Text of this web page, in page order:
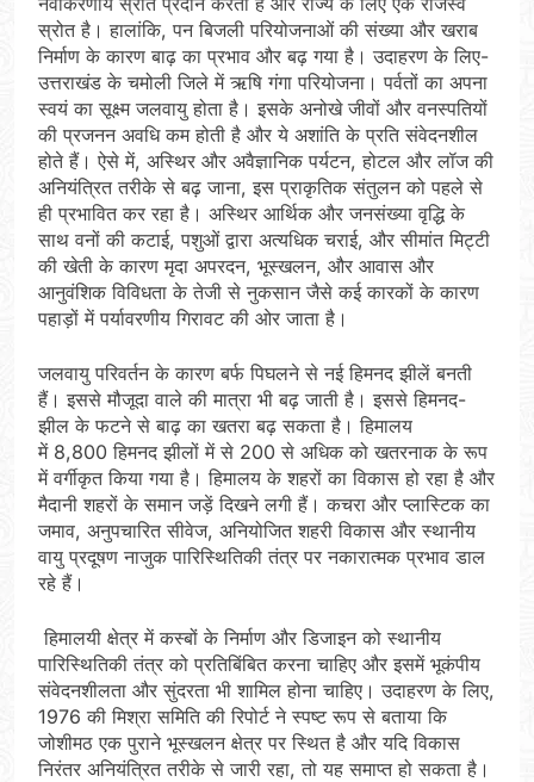
स्रोत है। हालांकि, पन बिजली परियोजनाओं की संख्या और खराब
निर्माण के कारण बाढ़ का प्रभाव और बढ़ गया है। उदाहरण के लिए-
उत्तराखंड के चमोली जिले में ऋषि गंगा परियोजना। पर्वतों का अपना
स्वयं का सूक्ष्म जलवायु होता है। इसके अनोखे जीवों और वनस्पतियों
की प्रजनन अवधि कम होती है और ये अशांति के प्रति संवेदनशील
होते हैं। ऐसे में, अस्थिर और अवैज्ञानिक पर्यटन, होटल और लॉज की
अनियंत्रित तरीके से बढ़ जाना, इस प्राकृतिक संतुलन को पहले से
ही प्रभावित कर रहा है। अस्थिर आर्थिक और जनसंख्या वृद्धि के
साथ वनों की कटाई, पशुओं द्वारा अत्यधिक चराई, और सीमांत मिट्टी
की खेती के कारण मृदा अपरदन, भूस्खलन, और आवास और
आनुवंशिक विविधता के तेजी से नुकसान जैसे कई कारकों के कारण
पहाड़ों में पर्यावरणीय गिरावट की ओर जाता है।
जलवायु परिवर्तन के कारण बर्फ पिघलने से नई हिमनद झीलें बनती
हैं। इससे मौजूदा वाले की मात्रा भी बढ़ जाती है। इससे हिमनद-
झील के फटने से बाढ़ का खतरा बढ़ सकता है। हिमालय
में 8,800 हिमनद झीलों में से 200 से अधिक को खतरनाक के रूप
में वर्गीकृत किया गया है। हिमालय के शहरों का विकास हो रहा है और
मैदानी शहरों के समान जड़ें दिखने लगी हैं। कचरा और प्लास्टिक का
जमाव, अनुपचारित सीवेज, अनियोजित शहरी विकास और स्थानीय
वायु प्रदूषण नाजुक पारिस्थितिकी तंत्र पर नकारात्मक प्रभाव डाल
रहे हैं।
हिमालयी क्षेत्र में कस्बों के निर्माण और डिजाइन को स्थानीय
पारिस्थितिकी तंत्र को प्रतिबिंबित करना चाहिए और इसमें भूकंपीय
संवेदनशीलता और सुंदरता भी शामिल होना चाहिए। उदाहरण के लिए,
1976 की मिश्रा समिति की रिपोर्ट ने स्पष्ट रूप से बताया कि
जोशीमठ एक पुराने भूस्खलन क्षेत्र पर स्थित है और यदि विकास
निरंतर अनियंत्रित तरीके से जारी रहा, तो यह समाप्त हो सकता है।